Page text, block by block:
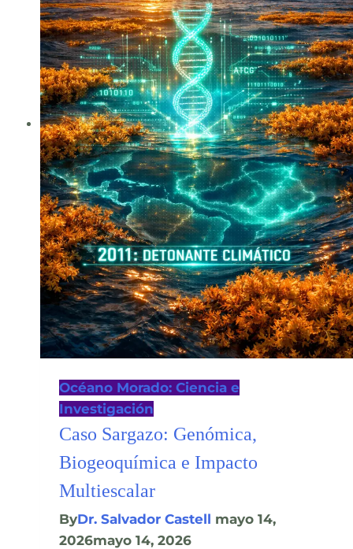
Océano Morado: Ciencia e
Investigación
Caso Sargazo: Genómica,
Biogeoquímica e Impacto
Multiescalar
ByDr. Salvador Castell mayo 14,
2026mayo 14, 2026